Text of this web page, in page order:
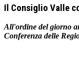
Il Consiglio Valle
All'ordine del giorno
Conferenza delle